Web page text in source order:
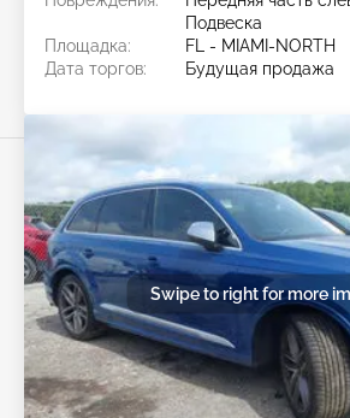
Подвеска
Площадка:
FL - MIAMI-NORTH
Дата торгов:
Будущая продажа
Swipe to right for more